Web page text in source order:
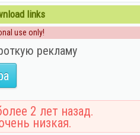
links
use only!
рекламу
2 лет назад.
низкая.